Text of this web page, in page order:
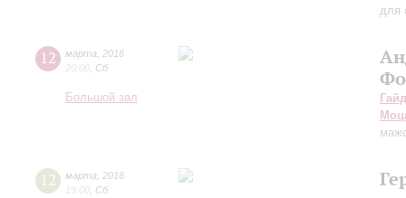
для
12 марта
2016
20:00 Сб
Большой зал
12 марта
2016
19:00 Сб